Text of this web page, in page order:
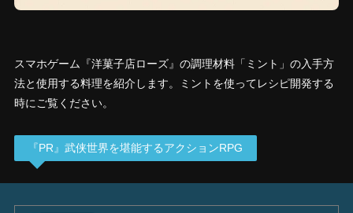
スマホゲーム『洋菓子店ローズ』の調理材料「ミント」の入手方
法と使用する料理を紹介します。ミントを使ってレシピ開発する
時にご覧ください。
『PR』武侠世界を堪能するアクションRPG